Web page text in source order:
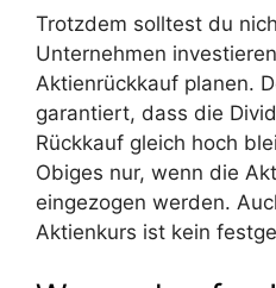
Trotzdem solltest du
Unternehmen
Aktienrückkauf planen.
garantiert, dass die
Rückkauf gleich hoch
Obiges nur, wenn die
eingezogen werden.
Aktienkurs ist kein